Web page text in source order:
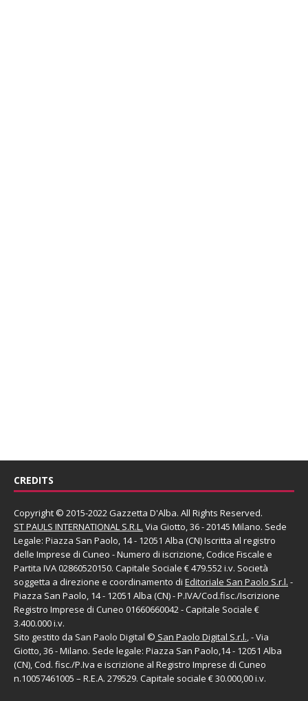
CREDITS
Copyright © 2015-2022 Gazzetta D'Alba. All Rights Reserved.
ST PAULS INTERNATIONAL S.R.L. Via Giotto, 36 - 20145 Milano. Sede
Legale: Piazza San Paolo, 14 - 12051 Alba (CN) Iscritta al registro
delle Imprese di Cuneo - Numero di iscrizione, Codice Fiscale e
Partita IVA 02860520150. Capitale Sociale € 479.552 i.v. Società
soggetta a direzione e coordinamento di Editoriale San Paolo S.r.l. -
Piazza San Paolo, 14 - 12051 Alba (CN) - P.IVA/Cod.fisc./Iscrizione
Registro Imprese di Cuneo 01660660042 - Capitale Sociale €
3.400.000 i.v.
Sito gestito da San Paolo Digital © San Paolo Digital S.r.l., - Via
Giotto, 36 - Milano. Sede legale: Piazza San Paolo,14 - 12051 Alba
(CN), Cod. fisc./P.Iva e iscrizione al Registro Imprese di Cuneo
n.10057461005 – R.E.A. 279529. Capitale sociale € 30.000,00 i.v.